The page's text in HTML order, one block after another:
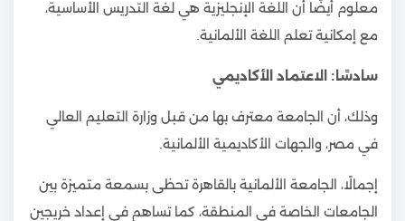
معلوم أيضًا أن اللغة الإنجليزية هي لغة التدريس الأساسية،
مع إمكانية تعلم اللغة الألمانية.
سادسًا: الاعتماد الأكاديمي
وذلك، أن الجامعة معترف بها من قبل وزارة التعليم العالي
في مصر، والجهات الأكاديمية الألمانية.
إجمالًا، الجامعة الألمانية بالقاهرة تحظى بسمعة متميزة بين
الجامعات الخاصة في المنطقة، كما تساهم في إعداد خريجين